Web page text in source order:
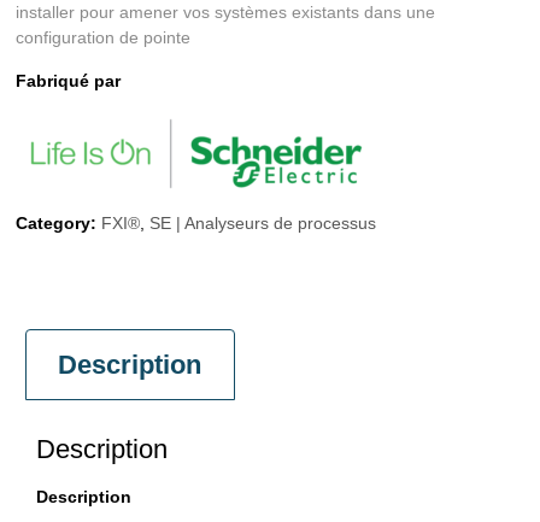
installer pour amener vos systèmes existants dans une
configuration de pointe
Fabriqué par
Category: FXI® SE | Analyseurs de processus
Description
Description
Description